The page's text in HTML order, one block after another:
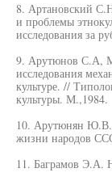
8. Артановский
и проблемы
исследования за
9. Арутюнов С.А,
исследования
культуре. //
культуры. М.,1984.
10. Арутюнян
жизни народов
11. Баграмов Э.А.